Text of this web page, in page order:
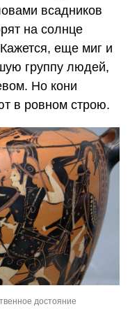
всадников
на солнце
еще миг и
группу людей,
Но кони
в ровном строю.
достояние